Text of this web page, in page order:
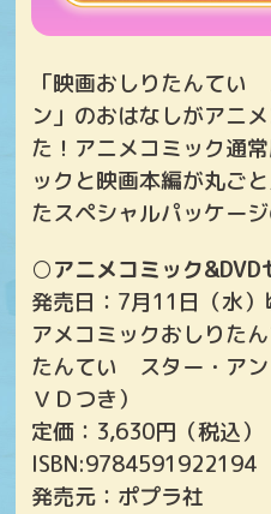
「映画おしりたんてい
ン」のおはなしがアニ
た！アニメコミック通
ックと映画本編が丸ご
たスペシャルパッケー
○アニメコミック&DVD
発売日：7月11日（水）
アメコミックおしりた
たんてい スター・アン
ＶＤつき）
定価：3,630円（税込）
ISBN:9784591922194
発売元：ポプラ社